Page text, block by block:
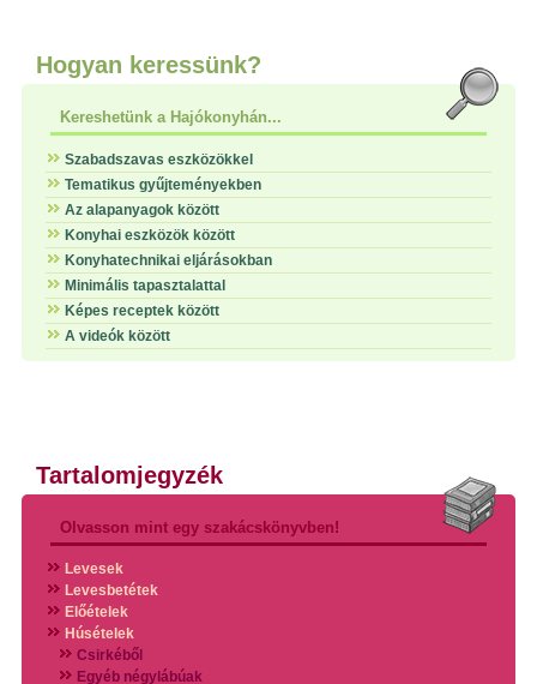
Hogyan keressünk?
Kereshetünk a Hajókonyhán...
Szabadszavas eszközökkel
Tematikus gyűjteményekben
Az alapanyagok között
Konyhai eszközök között
Konyhatechnikai eljárásokban
Minimális tapasztalattal
Képes receptek között
A videók között
Tartalomjegyzék
Olvasson mint egy szakácskönyvben!
Levesek
Levesbetétek
Előételek
Húsételek
Csirkéből
Egyéb négylábúak